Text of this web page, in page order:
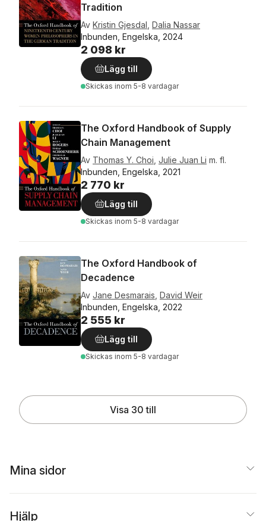
Tradition
Av Kristin Gjesdal Dalia Nassar
Inbunden, Engelska, 2024
2 098 kr
Lägg till
Skickas inom 5-8 vardagar
The Oxford Handbook of Supply
Chain Management
Av Thomas Y. Choi Julie Juan Li m. fl.
Inbunden, Engelska, 2021
2 770 kr
Lägg till
Skickas inom 5-8 vardagar
The Oxford Handbook of
Decadence
Av Jane Desmarais David Weir
Inbunden, Engelska, 2022
2 555 kr
Lägg till
Skickas inom 5-8 vardagar
Visa 30 till
Mina sidor
Hjälp